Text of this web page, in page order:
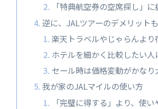
「特典航空券の空席探し」
逆に、JALツアーのデメリット
楽天トラベルやじゃらんより
ホテルを細かく比較したい人
セール時は価格変動がかなり
我が家のJALマイルの使い方
「完璧に得する」より、使